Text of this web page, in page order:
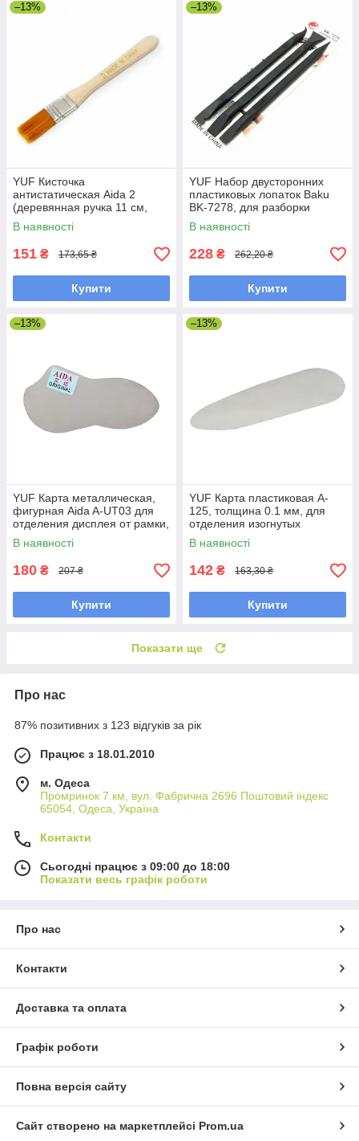
–13%
YUF Кисточка
антистатическая Aida 2
(деревянная ручка 11 см,
щетина 1.5 х 2.5 см)
В наявності
151 ₴ 173,65 ₴
Купити
–13%
YUF Набор двусторонних
пластиковых лопаток Baku
BK-7278, для разборки
корпусов (K-1, K-2, K-3)
В наявності
228 ₴ 262,20 ₴
Купити
–13%
YUF Карта металлическая,
фигурная Aida A-UT03 для
отделения дисплея от рамки,
толщина 0.12 мм
В наявності
180 ₴ 207 ₴
Купити
–13%
YUF Карта пластиковая A-
125, толщина 0.1 мм, для
отделения изогнутых
дисплеев, задних стекол и
крышек от рамки
В наявності
142 ₴ 163,30 ₴
Купити
Показати ще
Про нас
87% позитивних з 123 відгуків за рік
Працює з 18.01.2010
м. Одеса
Промринок 7 км, вул. Фабрична 2696 Поштовий індекс
65054, Одеса, Україна
Контакти
Сьогодні працює з 09:00 до 18:00
Показати весь графік роботи
Про нас
Контакти
Доставка та оплата
Графік роботи
Повна версія сайту
Сайт створено на маркетплейсі Prom.ua